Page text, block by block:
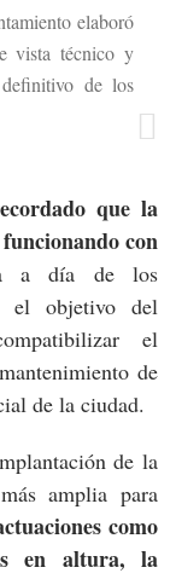
elaboró
vista técnico y
de los
que la
con
a día de los
el objetivo del
el
de
de la ciudad.
de la
amplia para
como
en altura, la